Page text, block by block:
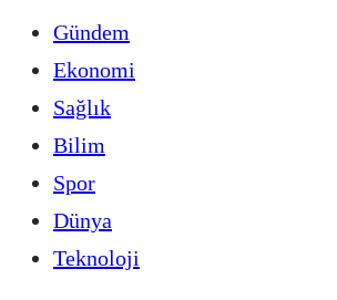
Gündem
Ekonomi
Sağlık
Bilim
Spor
Dünya
Teknoloji